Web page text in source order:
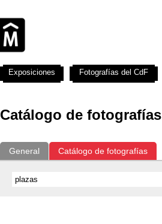
Catálogo de fotografías
General Catálogo de fotografías
Exposiciones Fotografías del CdF